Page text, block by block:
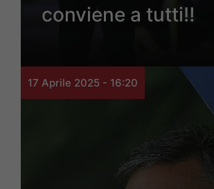
conviene a tutti‼️
17 Aprile 2025 - 16:20